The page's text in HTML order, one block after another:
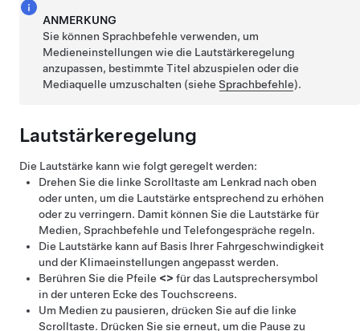
ANMERKUNG
Sie können Sprachbefehle verwenden, um
Medieneinstellungen wie die Lautstärkeregelung
anzupassen, bestimmte Titel abzuspielen oder die
Mediaquelle umzuschalten (sieheSprachbefehle).
Lautstärkeregelung
Die Lautstärke kann wie folgt geregelt werden:
Drehen Sie die linke Scrolltaste am Lenkrad nach oben
oder unten, um die Lautstärke entsprechend zu erhöhen
oder zu verringern. Damit können Sie die Lautstärke für
Medien, Sprachbefehle und Telefongespräche regeln.
Die Lautstärke kann auf Basis Ihrer Fahrgeschwindigkeit
und der Klimaeinstellungen angepasst werden.
Berühren Sie die Pfeile <> für das Lautsprechersymbol
in der unteren Ecke des Touchscreens.
Um Medien zu pausieren, drücken Sie auf die linke
Scrolltaste. Drücken Sie sie erneut, um die Pause zu